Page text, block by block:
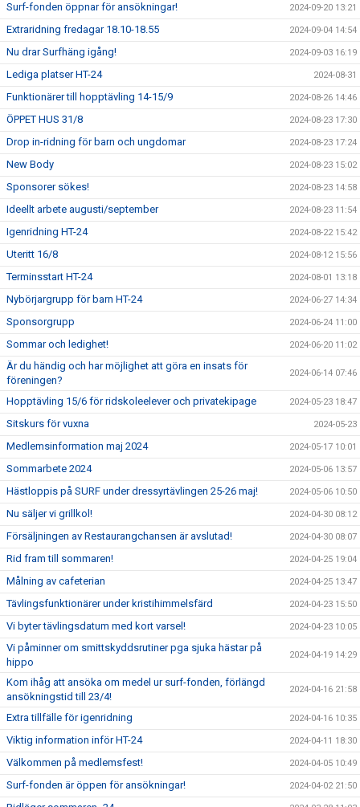
Surf-fonden öppnar för ansökningar! 2024-09-20 13:21
Extraridning fredagar 18.10-18.55 2024-09-04 14:54
Nu drar Surfhäng igång! 2024-09-03 16:19
Lediga platser HT-24 2024-08-31
Funktionärer till hopptävling 14-15/9 2024-08-26 14:46
ÖPPET HUS 31/8 2024-08-23 17:30
Drop in-ridning för barn och ungdomar 2024-08-23 17:24
New Body 2024-08-23 15:02
Sponsorer sökes! 2024-08-23 14:58
Ideellt arbete augusti/september 2024-08-23 11:54
Igenridning HT-24 2024-08-22 15:42
Uteritt 16/8 2024-08-12 15:56
Terminsstart HT-24 2024-08-01 13:18
Nybörjargrupp för barn HT-24 2024-06-27 14:34
Sponsorgrupp 2024-06-24 11:00
Sommar och ledighet! 2024-06-20 11:02
Är du händig och har möjlighet att göra en insats för
föreningen?
2024-06-14 07:46
Hopptävling 15/6 för ridskoleelever och privatekipage 2024-05-23 18:47
Sitskurs för vuxna 2024-05-23
Medlemsinformation maj 2024 2024-05-17 10:01
Sommarbete 2024 2024-05-06 13:57
Hästloppis på SURF under dressyrtävlingen 25-26 maj! 2024-05-06 10:50
Nu säljer vi grillkol! 2024-04-30 08:12
Försäljningen av Restaurangchansen är avslutad! 2024-04-30 08:07
Rid fram till sommaren! 2024-04-25 19:04
Målning av cafeterian 2024-04-25 13:47
Tävlingsfunktionärer under kristihimmelsfärd 2024-04-23 15:50
Vi byter tävlingsdatum med kort varsel! 2024-04-23 10:05
Vi påminner om smittskyddsrutiner pga sjuka hästar på
hippo
2024-04-19 14:29
Kom ihåg att ansöka om medel ur surf-fonden, förlängd
ansökningstid till 23/4!
2024-04-16 21:58
Extra tillfälle för igenridning 2024-04-16 10:35
Viktig information inför HT-24 2024-04-11 18:30
Välkommen på medlemsfest! 2024-04-05 10:49
Surf-fonden är öppen för ansökningar! 2024-04-02 21:50